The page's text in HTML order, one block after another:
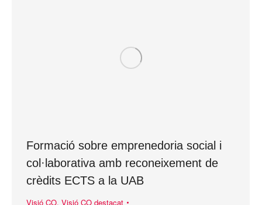
Formació sobre emprenedoria social i
col·laborativa amb reconeixement de
crèdits ECTS a la UAB
Visió CO, Visió CO destacat